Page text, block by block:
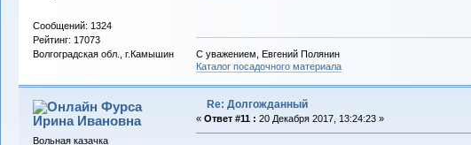
Сообщений: 1324
Рейтинг: 17073
Волгоградская обл., г.Камышин
С уважением, Евгений Полянин
Каталог посадочного материала
Фурса
Ирина Ивановна
Вольная казачка
Re: Долгожданный
« Ответ #11 : 20 Декабря 2017, 13:24:23 »